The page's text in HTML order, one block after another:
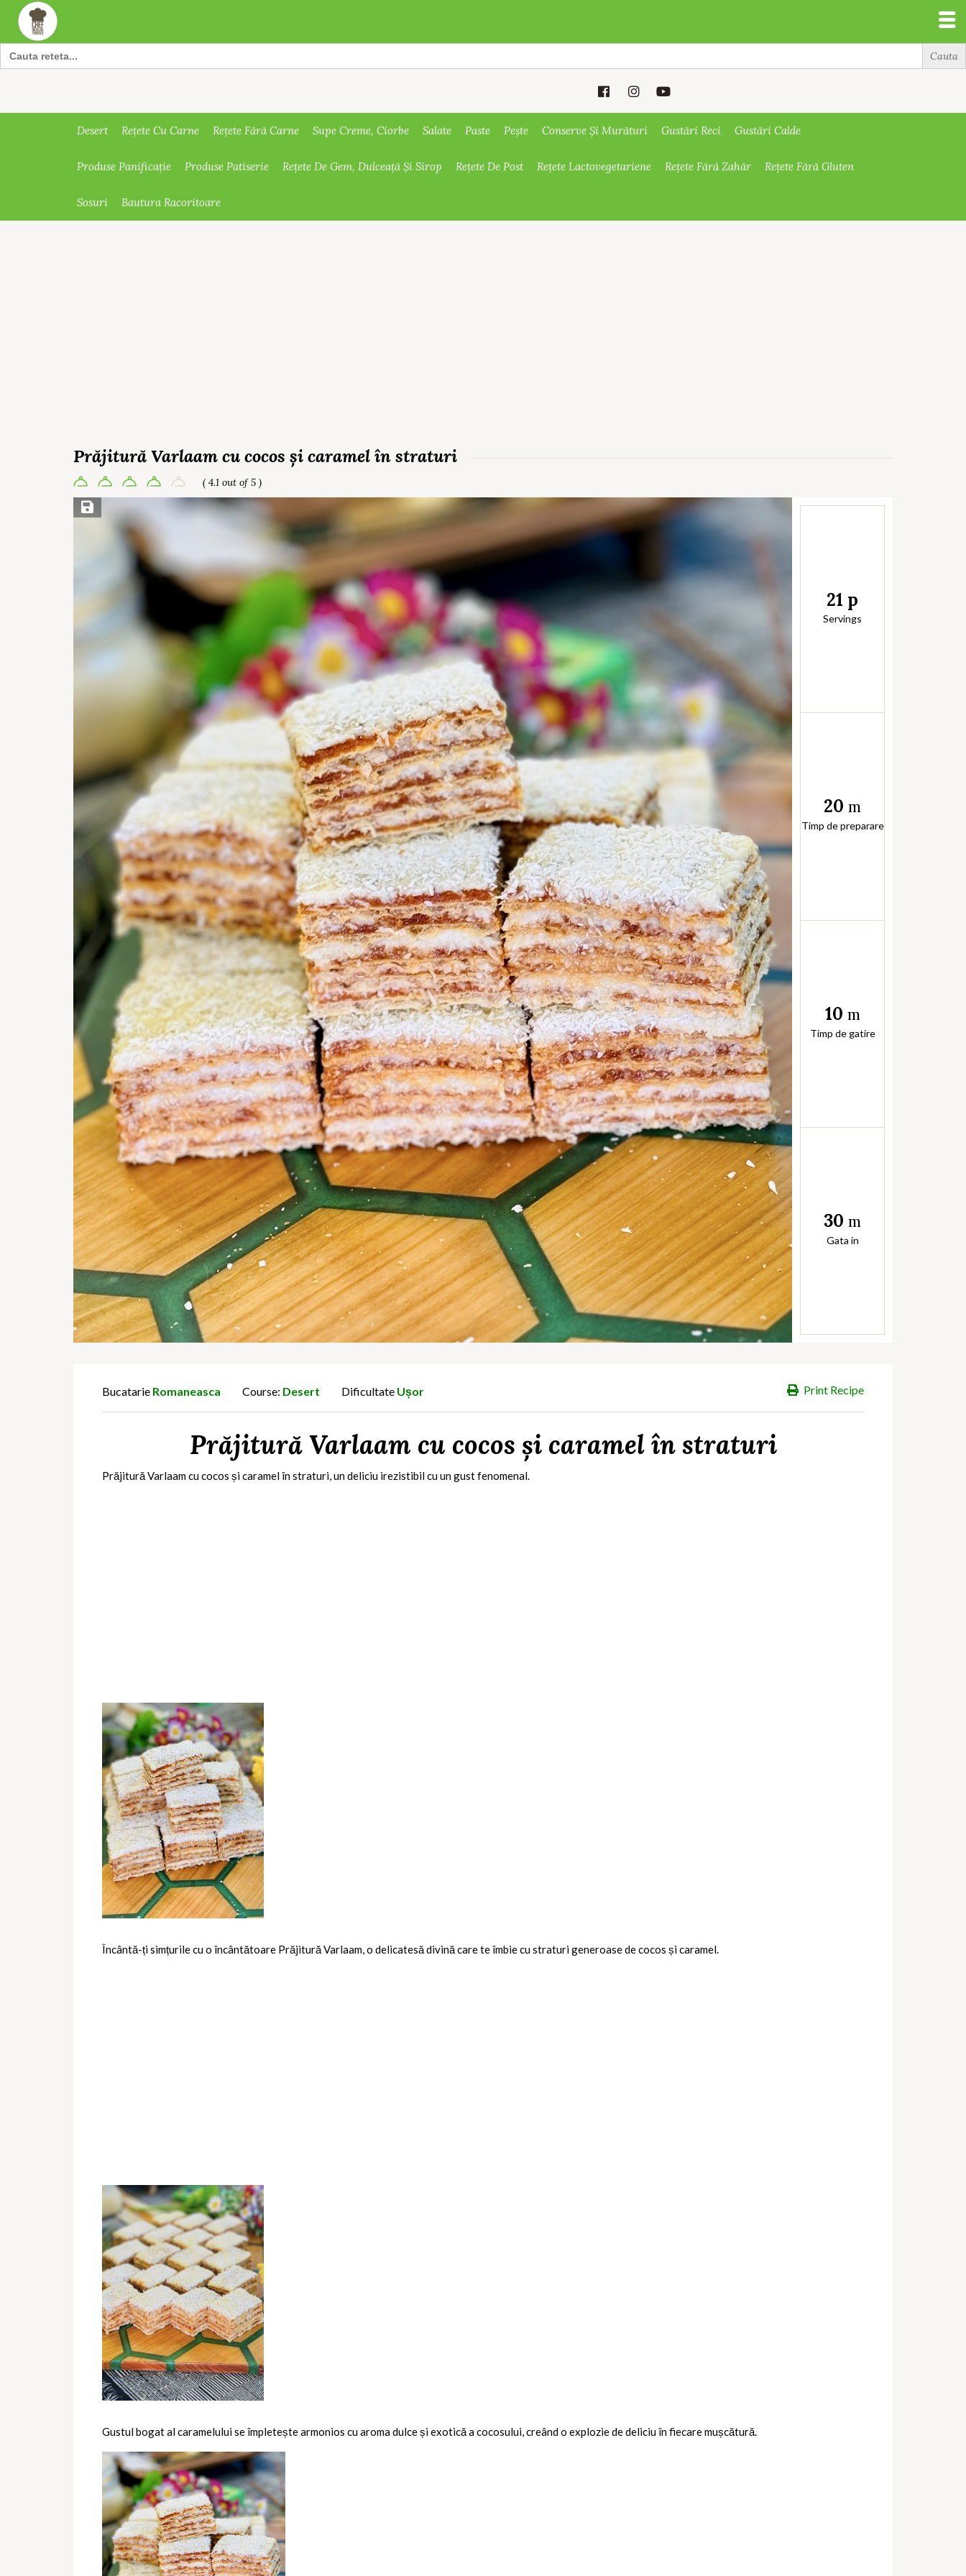
Search
for:
Desert Rețete Cu Carne Rețete Fără Carne Supe Creme, Ciorbe Salate Paste Pește Conserve Și Murături Gustări Reci Gustări Calde
Produse Panificație Produse Patiserie Rețete De Gem, Dulceață Și Sirop Rețete De Post Rețete Lactovegetariene Rețete Fără Zahăr Rețete Fără Gluten
Sosuri Bautura Racoritoare
Prăjitură Varlaam cu cocos și caramel în straturi
( 4.1 out of 5 )
Save Recipe
21 p
Servings
20 m
Timp de preparare
10 m
Timp de gatire
30 m
Gata in
Print Recipe
Bucatarie Romaneasca Course: Desert Dificultate Ușor
Prăjitură Varlaam cu cocos și caramel în straturi
Prăjitură Varlaam cu cocos și caramel în straturi, un deliciu irezistibil cu un gust fenomenal.
Încântă-ți simțurile cu o încântătoare Prăjitură Varlaam, o delicatesă divină care te îmbie cu straturi generoase de cocos și caramel.
Gustul bogat al caramelului se împletește armonios cu aroma dulce și exotică a cocosului, creând o explozie de deliciu în fiecare mușcătură.